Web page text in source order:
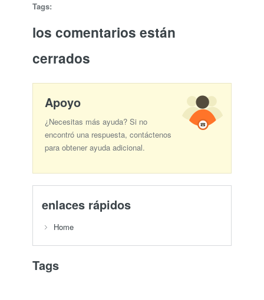
Tags:
los comentarios están
cerrados
Apoyo
¿Necesitas más ayuda? Si no
encontró una respuesta, contáctenos
para obtener ayuda adicional.
enlaces rápidos
Home
Tags